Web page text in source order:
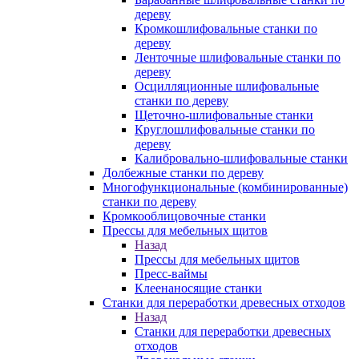
дереву
Кромкошлифовальные станки по
дереву
Ленточные шлифовальные станки по
дереву
Осцилляционные шлифовальные
станки по дереву
Щеточно-шлифовальные станки
Круглошлифовальные станки по
дереву
Калибровально-шлифовальные станки
Долбежные станки по дереву
Многофункциональные (комбинированные)
станки по дереву
Кромкооблицовочные станки
Прессы для мебельных щитов
Назад
Прессы для мебельных щитов
Пресс-ваймы
Клеенаносящие станки
Станки для переработки древесных отходов
Назад
Станки для переработки древесных
отходов